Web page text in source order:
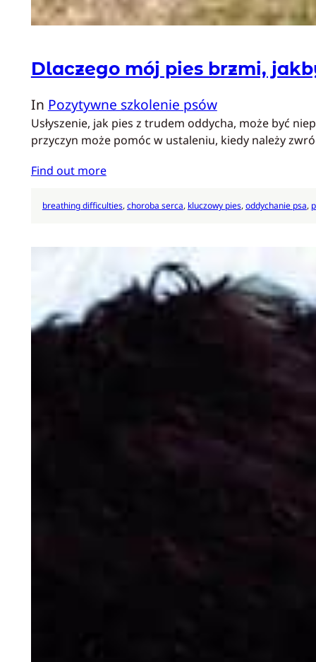
Dlaczego mój pies brzmi,
In Pozytywne szkolenie psów
Usłyszenie, jak pies z trudem oddycha, może być
przyczyn może pomóc w ustaleniu, kiedy należy
Find out more
breathing difficulties, choroba serca, kluczowy pies, oddychanie psa,